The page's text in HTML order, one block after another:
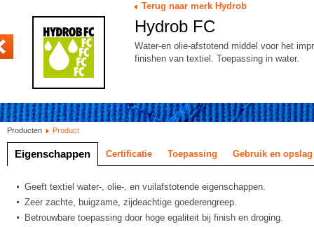
Terug naar merk Hydrob
Hydrob FC
Water-en olie-afstotend middel voor het
finishen van textiel. Toepassing in water.
Producten Product
Eigenschappen Certificatie Toepassing Gebruik en opslag
Geeft textiel water-, olie-, en vuilafstotende eigenschappen.
Zeer zachte, buigzame, zijdeachtige goederengreep.
Betrouwbare toepassing door hoge egaliteit bij finish en droging.